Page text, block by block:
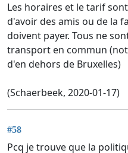
Les horaires et le tarif
d'avoir des amis ou de la
doivent payer. Tous ne
transport en commun
d'en dehors de Bruxelles)
(Schaerbeek, 2020-01-17)
#58
Pcq je trouve que la